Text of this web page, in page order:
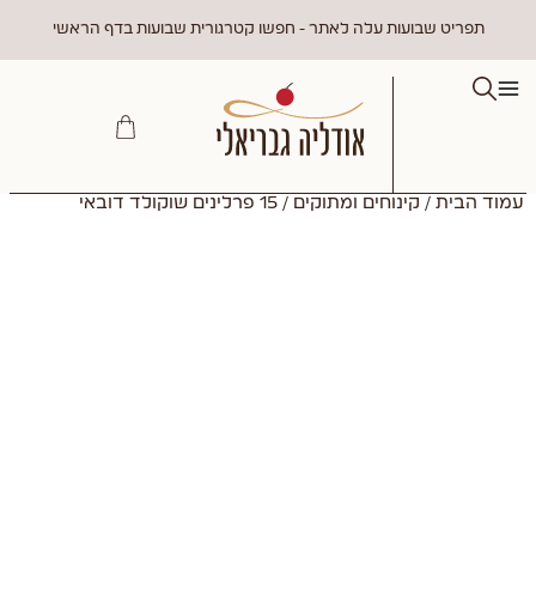
תפריט שבועות עלה לאתר - חפשו קטרגורית שבועות בדף הראשי
עמוד הבית / קינוחים ומתוקים / 15 פרלינים שוקולד דובאי